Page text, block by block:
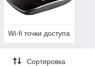
Wi-fi точки доступа
Сортировка